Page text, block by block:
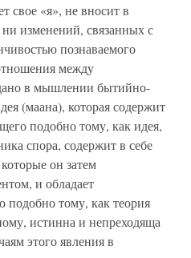
свое «я», не вносит в
изменений, связанных с
познаваемого
между
в мышлении бытийно-
(маана), которая содержит
подобно тому, как идея,
спора, содержит в себе
он затем
и обладает
подобно тому, как теория
истинна и непреходяща
этого явления в